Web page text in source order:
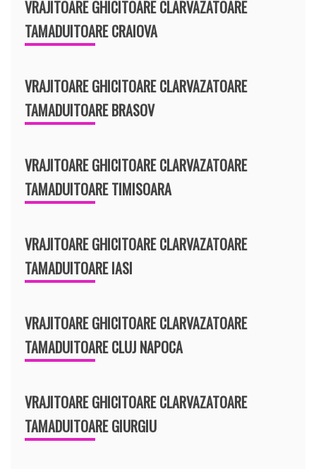
VRAJITOARE GHICITOARE CLARVAZATOARE
TAMADUITOARE CRAIOVA
VRAJITOARE GHICITOARE CLARVAZATOARE
TAMADUITOARE BRASOV
VRAJITOARE GHICITOARE CLARVAZATOARE
TAMADUITOARE TIMISOARA
VRAJITOARE GHICITOARE CLARVAZATOARE
TAMADUITOARE IASI
VRAJITOARE GHICITOARE CLARVAZATOARE
TAMADUITOARE CLUJ NAPOCA
VRAJITOARE GHICITOARE CLARVAZATOARE
TAMADUITOARE GIURGIU